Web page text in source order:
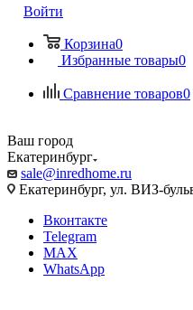
Войти
Корзина0
Избранные товары0
Сравнение товаров0
Ваш город
Екатеринбург
sale@inredhome.ru
Екатеринбург, ул. ВИЗ-
Вконтакте
Telegram
MAX
WhatsApp